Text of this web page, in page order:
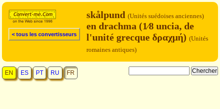
< tous les convertisseurs
skålpund (Unités suédoises anciennes)
en drachma (1⁄8 uncia, de
l'unité grecque δραχμή) (Unités
romaines antiques)
EN ES PT RU FR